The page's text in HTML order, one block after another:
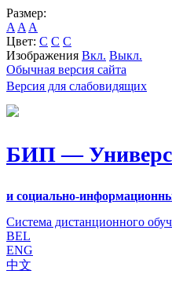
Размер:
A A A
Цвет: C C C
Изображения Вкл. Выкл.
Обычная версия сайта
Версия для слабовидящих
БИП —
и социально-
Система дистанционного
BEL
ENG
中文